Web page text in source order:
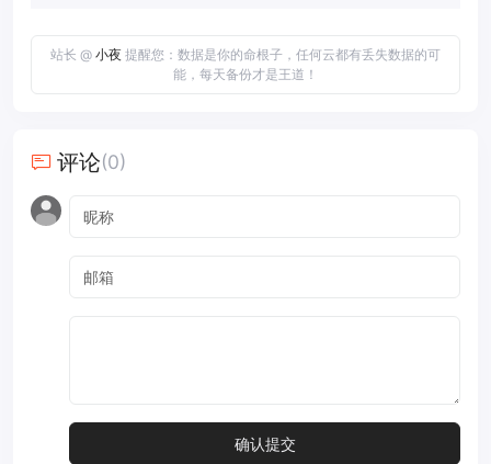
站长 @ 小夜 提醒您：数据是你的命根子，任何云都有丢失数据的可
能，每天备份才是王道！
评论(0)